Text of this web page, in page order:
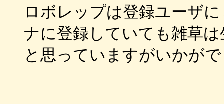
ロボレップは登録ユーザ
ナに登録していても雑草
と思っていますがいかが